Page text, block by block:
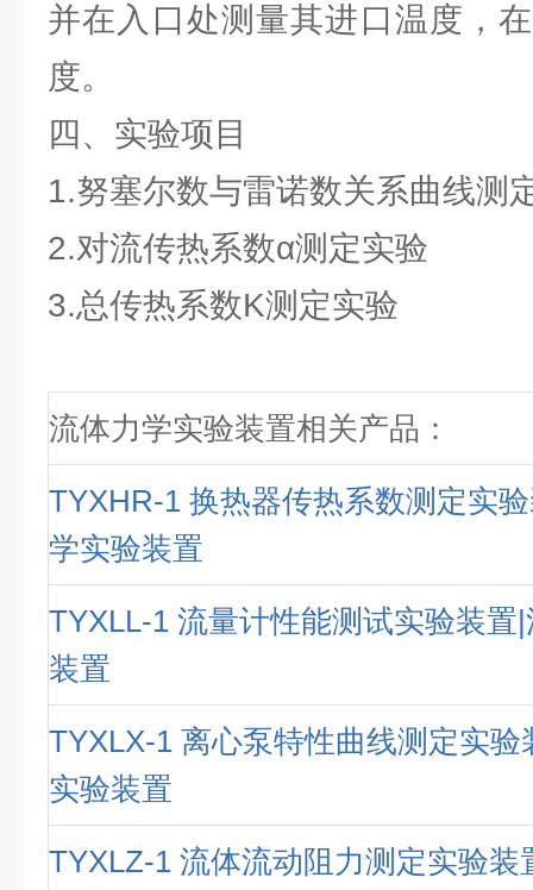
并在入口处测量其进口温度，
度。
四、实验项目
1.努塞尔数与雷诺数关系曲线测
2.对流传热系数α测定实验
3.总传热系数K测定实验
流体力学实验装置相关产品：
TYXHR-1 换热器传热系数测定实
学实验装置
TYXLL-1 流量计性能测试实验装置
装置
TYXLX-1 离心泵特性曲线测定实验
实验装置
TYXLZ-1 流体流动阻力测定实验装